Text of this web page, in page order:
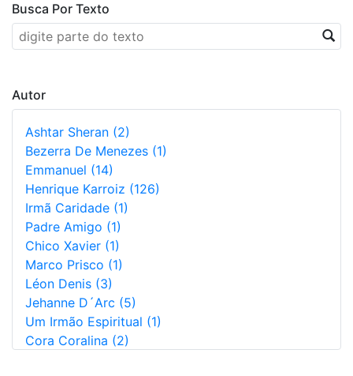
Busca Por Texto
Autor
Ashtar Sheran (2)
Bezerra De Menezes (1)
Emmanuel (14)
Henrique Karroiz (126)
Irmã Caridade (1)
Padre Amigo (1)
Chico Xavier (1)
Marco Prisco (1)
Léon Denis (3)
Jehanne D´Arc (5)
Um Irmão Espiritual (1)
Cora Coralina (2)